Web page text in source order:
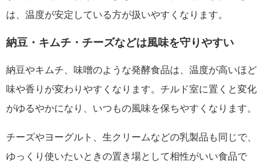
は、温度が安定している方が扱いやすくなります。
納豆・キムチ・チーズなどは風味を守りやすい
納豆やキムチ、味噌のような発酵食品は、温度が高いほど
味や香りが変わりやすくなります。チルド室に置くと変化
がゆるやかになり、いつもの風味を保ちやすくなります。
チーズやヨーグルト、生クリームなどの乳製品も同じで、
ゆっくり使いたいときの置き場として相性がいい食品で